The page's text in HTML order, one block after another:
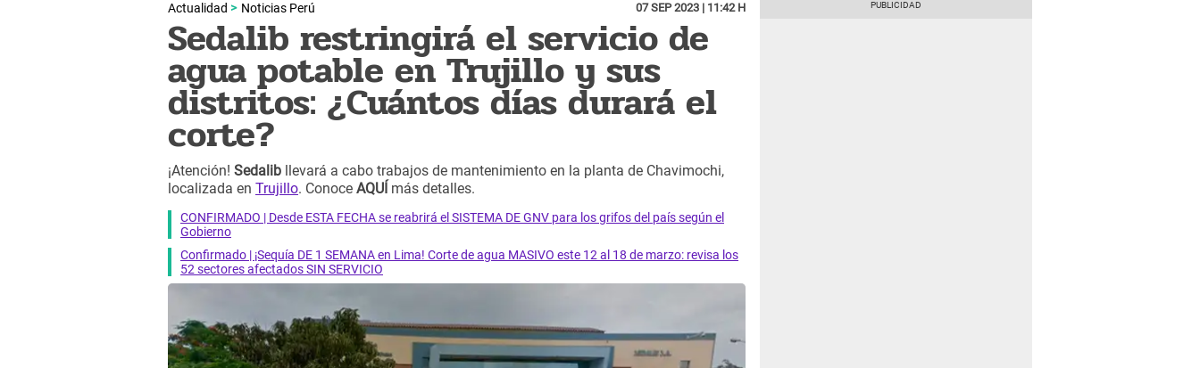
Actualidad Noticias Perú 07 SEP 2023 | 11:42 H
Sedalib restringirá el servicio de
agua potable en Trujillo y sus
distritos: ¿Cuántos días durará el
corte?
¡Atención! Sedalib llevará a cabo trabajos de mantenimiento en la planta de Chavimochi,
localizada en Trujillo. Conoce AQUÍ más detalles.
CONFIRMADO | Desde ESTA FECHA se reabrirá el SISTEMA DE GNV para los grifos del país según el
Gobierno
Confirmado | ¡Sequía DE 1 SEMANA en Lima! Corte de agua MASIVO este 12 al 18 de marzo: revisa los
52 sectores afectados SIN SERVICIO